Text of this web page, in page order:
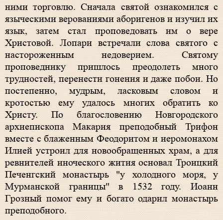
ними торговлю. Сначала святой ознакомился с
языческими верованиями аборигенов и изучил их
язык, затем стал проповедовать им о вере
Христовой. Лопари встречали слова святого с
настороженным недоверием. Святому
проповеднику пришлось преодолеть много
трудностей, перенести гонения и даже побои. Но
постепенно, мудрым, ласковым словом и
кротостью ему удалось многих обратить ко
Христу. По благословению Новгородского
архиепископа Макария преподобный Трифон
вместе с блаженным Феодоритом и иеромонахом
Илией устроил для новообращенных храм, а для
ревнителей иноческого жития основал Троицкий
Печенгский монастырь "у холодного моря, у
Мурманской границы" в 1532 году. Иоанн
Грозный помог ему и богато одарил монастырь
преподобного.